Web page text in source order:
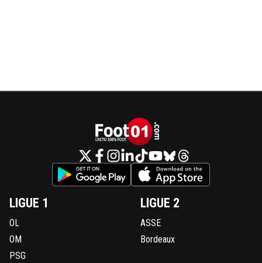
LIGUE 1
OL
OM
PSG
LIGUE 2
ASSE
Bordeaux